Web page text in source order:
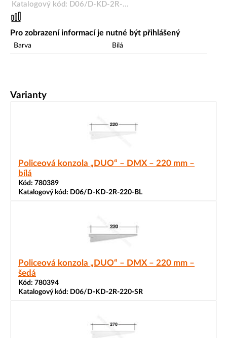
Katalogový kód: D06/D-KD-2R-...
Pro zobrazení informací je nutné být přihlášený
Barva Bílá
Varianty
Policeová konzola „DUO“ – DMX – 220 mm –
bílá
Kód: 780389
Katalogový kód: D06/D-KD-2R-220-BL
Policeová konzola „DUO“ – DMX – 220 mm –
šedá
Kód: 780394
Katalogový kód: D06/D-KD-2R-220-SR